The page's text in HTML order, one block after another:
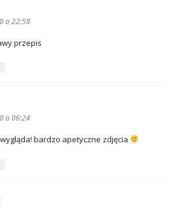
o 22:58
przepis
o 06:24
bardzo apetyczne zdjęcia